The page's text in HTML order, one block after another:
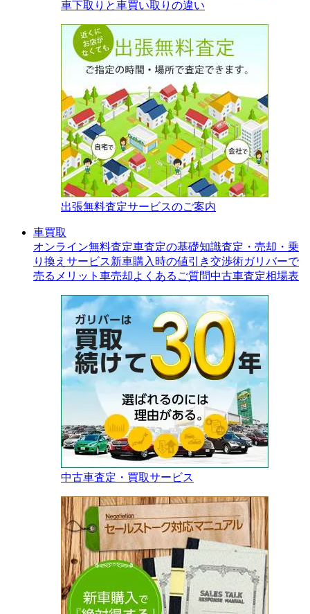
車下取りと車買い取りの違い
出張無料査定サービスのご案内
車買取
オンライン無料査定車査定の基礎知識査定・売却・乗
り換えサービス新車購入時の値引き交渉術ガリバーで
売るメリット 車売却よくあるご質問中古車査定相場表
中古車査定・買取サービス